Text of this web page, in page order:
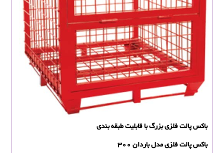
باکس پالت فلزی بزرگ با قابلیت طبقه بندی
باکس پالت فلزی مدل باردان 300